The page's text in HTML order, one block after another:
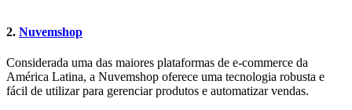
2. Nuvemshop
Considerada uma das maiores plataformas de e-commerce da
América Latina, a Nuvemshop oferece uma tecnologia robusta e
fácil de utilizar para gerenciar produtos e automatizar vendas.